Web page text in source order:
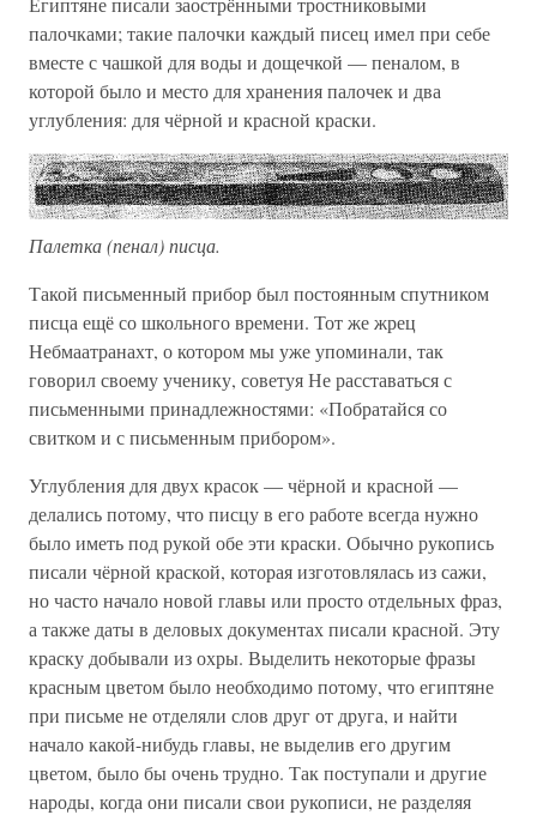
палочками; такие палочки каждый писец имел при себе
вместе с чашкой для воды и дощечкой — пеналом, в
которой было и место для хранения палочек и два
углубления: для чёрной и красной краски.
Палетка (пенал) писца.
Такой письменный прибор был постоянным спутником
писца ещё со школьного времени. Тот же жрец
Небмаатранахт, о котором мы уже упоминали, так
говорил своему ученику, советуя Не расставаться с
письменными принадлежностями: «Побратайся со
свитком и с письменным прибором».
Углубления для двух красок — чёрной и красной —
делались потому, что писцу в его работе всегда нужно
было иметь под рукой обе эти краски. Обычно рукопись
писали чёрной краской, которая изготовлялась из сажи,
но часто начало новой главы или просто отдельных фраз,
а также даты в деловых документах писали красной. Эту
краску добывали из охры. Выделить некоторые фразы
красным цветом было необходимо потому, что египтяне
при письме не отделяли слов друг от друга, и найти
начало какой-нибудь главы, не выделив его другим
цветом, было бы очень трудно. Так поступали и другие
народы, когда они писали свои рукописи, не разделяя